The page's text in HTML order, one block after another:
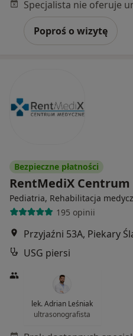
Poproś o wizytę
Bezpieczne płatności
RentMediX Centrum
Pediatria, Rehabilitacja
195 opinii
Przyjaźni 53A, Piekary
USG piersi
lek. Adrian Leśniak
ultrasonografista